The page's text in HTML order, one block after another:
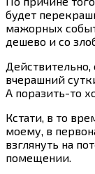
будет
мажорных
дешево и со
Действительно,
вчерашний
А поразить-то
Кстати, в то
моему, в
взглянуть на
помещении.